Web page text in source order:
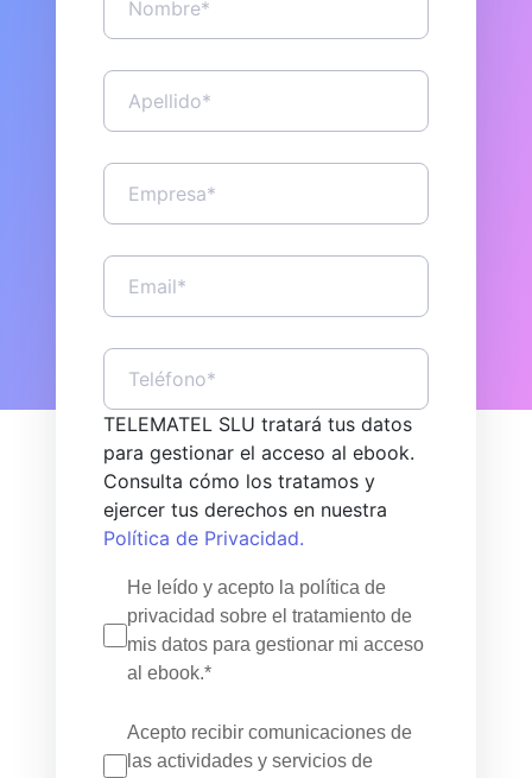
TELEMATEL SLU tratará tus datos
para gestionar el acceso al ebook.
Consulta cómo los tratamos y
ejercer tus derechos en nuestra
Política de Privacidad.
He leído y acepto la política de
privacidad sobre el tratamiento de
mis datos para gestionar mi acceso
al ebook.*
Acepto recibir comunicaciones de
las actividades y servicios de